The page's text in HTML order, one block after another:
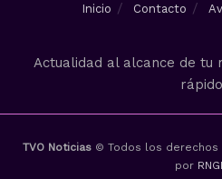
Inicio Contacto
Actualidad al alcance de tu
TVO Noticias © Todos los
por